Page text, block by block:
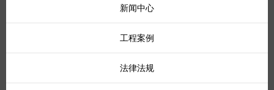
新闻中心
工程案例
法律法规